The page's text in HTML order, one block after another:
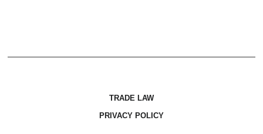
TRADE LAW
PRIVACY POLICY